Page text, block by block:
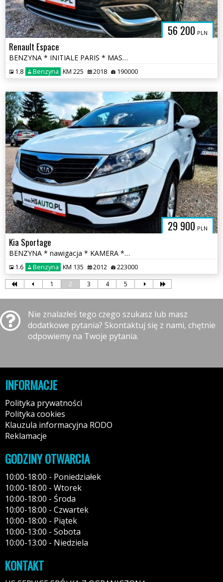
56 200 PLN
Renault Espace
BENZYNA * INITIALE PARIS * MASAŻE * automat * GRAND * 7 foteli * super
1.8 Benzyna KM 225 2018 190000
29 900 PLN
Kia Sportage
BENZYNA * nawigacja * KAMERA * super * OKAZJA * polecamy
1.6 Benzyna KM 135 2012 223000
1 2 3 4 5
Nie znalazłeś tego czego szukasz lub masz
dodatkowe pytania? Skontaktuj się z nami, chętnie
odpowiemy na Twoje pytania.
INFORMACJE
Polityka prywatności
Polityka cookies
Klauzula informacyjna RODO
Reklamacje
GODZINY OTWARCIA
10:00-18:00 - Poniedziałek
10:00-18:00 - Wtorek
10:00-18:00 - Środa
10:00-18:00 - Czwartek
10:00-18:00 - Piątek
10:00-13:00 - Sobota
10:00-13:00 - Niedziela
KONTAKT